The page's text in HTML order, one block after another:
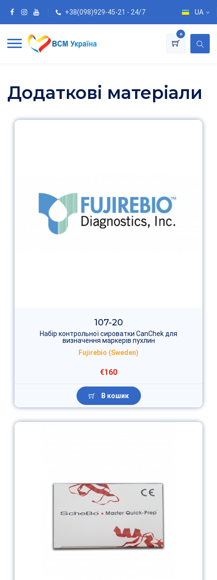
+38(098)929-45-21 - 24/7 UA
0
Додаткові матеріали
107-20
Набір контрольної сироватки CanChek для
визначення маркерів пухлин
Fujirebio (Sweden)
€160
В кошик